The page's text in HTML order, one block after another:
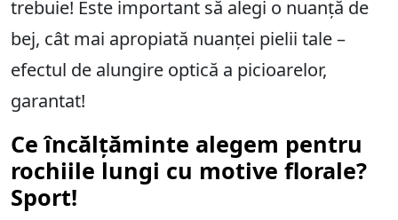
trebuie! Este important să alegi o nuanță de
bej, cât mai apropiată nuanței pielii tale –
efectul de alungire optică a picioarelor,
garantat!
Ce încălțăminte alegem pentru
rochiile lungi cu motive florale?
Sport!